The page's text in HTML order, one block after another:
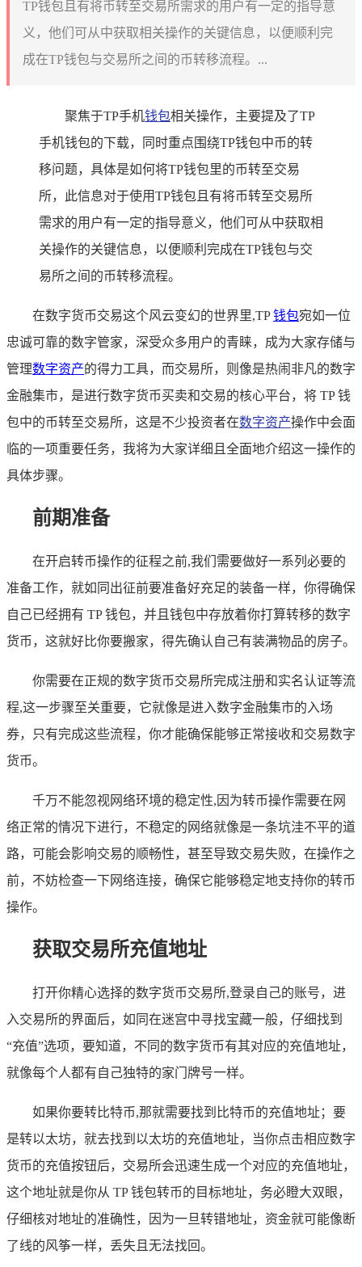
TP钱包且有将币转至交易所需求的用户有一定的指导意
义，他们可从中获取相关操作的关键信息，以便顺利完
成在TP钱包与交易所之间的币转移流程。...
聚焦于TP手机钱包相关操作，主要提及了TP
手机钱包的下载，同时重点围绕TP钱包中币的转
移问题，具体是如何将TP钱包里的币转至交易
所，此信息对于使用TP钱包且有将币转至交易所
需求的用户有一定的指导意义，他们可从中获取相
关操作的关键信息，以便顺利完成在TP钱包与交
易所之间的币转移流程。
在数字货币交易这个风云变幻的世界里,TP钱包宛如一位
忠诚可靠的数字管家，深受众多用户的青睐，成为大家存储与
管理数字资产的得力工具，而交易所，则像是热闹非凡的数字
金融集市，是进行数字货币买卖和交易的核心平台，将 TP 钱
包中的币转至交易所，这是不少投资者在数字资产操作中会面
临的一项重要任务，我将为大家详细且全面地介绍这一操作的
具体步骤。
前期准备
在开启转币操作的征程之前,我们需要做好一系列必要的
准备工作，就如同出征前要准备好充足的装备一样，你得确保
自己已经拥有 TP 钱包，并且钱包中存放着你打算转移的数字
货币，这就好比你要搬家，得先确认自己有装满物品的房子。
你需要在正规的数字货币交易所完成注册和实名认证等流
程,这一步骤至关重要，它就像是进入数字金融集市的入场
券，只有完成这些流程，你才能确保能够正常接收和交易数字
货币。
千万不能忽视网络环境的稳定性,因为转币操作需要在网
络正常的情况下进行，不稳定的网络就像是一条坑洼不平的道
路，可能会影响交易的顺畅性，甚至导致交易失败，在操作之
前，不妨检查一下网络连接，确保它能够稳定地支持你的转币
操作。
获取交易所充值地址
打开你精心选择的数字货币交易所,登录自己的账号，进
入交易所的界面后，如同在迷宫中寻找宝藏一般，仔细找到
“充值”选项，要知道，不同的数字货币有其对应的充值地址，
就像每个人都有自己独特的家门牌号一样。
如果你要转比特币,那就需要找到比特币的充值地址；要
是转以太坊，就去找到以太坊的充值地址，当你点击相应数字
货币的充值按钮后，交易所会迅速生成一个对应的充值地址，
这个地址就是你从 TP 钱包转币的目标地址，务必瞪大双眼，
仔细核对地址的准确性，因为一旦转错地址，资金就可能像断
了线的风筝一样，丢失且无法找回。